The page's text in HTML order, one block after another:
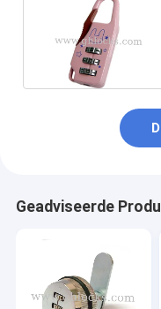
Geadviseerde